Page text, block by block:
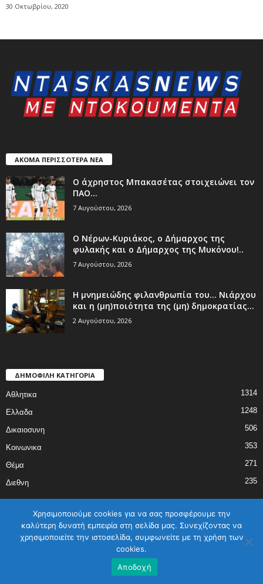
30 Οκτωβρίου, 2020
ΑΚΟΜΑ ΠΕΡΙΣΣΟΤΕΡΑ ΝΕΑ
Ο άχρηστος Μπακασέτας στοιχειώνει τον
ΠΑΟ…
7 Αυγούστου, 2026
Ο Νέρων-Κυριάκος, o Δήμαρχος της
φυλακής και ο Δήμαρχος της Μυκόνου!..
7 Αυγούστου, 2026
Η μνημειώδης φιλανθρωπία του… Νιάρχου
και η (μη)ποιότητα της (μη) δημοκρατίας...
2 Αυγούστου, 2026
ΔΗΜΟΦΙΛΗ ΚΑΤΗΓΟΡΙΑ
Αθλητικα 1314
Ελλαδα 1248
Δικαιοσυνη 506
Κοινωνικα 353
Θέμα 271
Διεθνη 235
ΑΡΧΙΚΗ ΕΛΛΑΔΑ ΔΙΕΘΝΗ ΔΙΚΑΙΟΣΥΝΗ
ΑΘΛΗΤΙΚΑ
ΕΠΙΚΟΙΝΩΝΙΑ
©
Χρησιμοποιούμε cookies για να σας προσφέρουμε την
καλύτερη δυνατή εμπειρία στη σελίδα μας. Συνεχίζοντας να
χρησιμοποιείτε την ιστοσελίδα, συμφωνείτε με τη χρήση των
cookies.
Αποδοχή